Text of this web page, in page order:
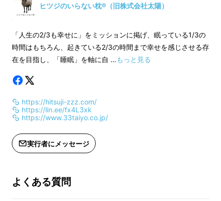
接触冷感！吸湿速乾！抗菌加工！
ド一体型のボックスタイプシーツ！
ズレずに一晩中快適
※皆様の応援により量産効率が向上し
た場合、正規販売価格が販売予定価格
より下がる可能性があります。ご了承
変更になる場合が
より下がる可能性
ヒツジのいらない枕®（旧株式会社太陽）
「人生の2/3も幸せに」をミッションに掲げ、眠っている1/3の
時間はもちろん、起きている2/3の時間まで幸せを感じさせる存
在を目指し、「睡眠」を軸に自 …もっと見る
https://hitsuji-zzz.com/
https://lin.ee/fx4L3xk
https://www.33taiyo.co.jp/
実行者にメッセージ
よくある質問